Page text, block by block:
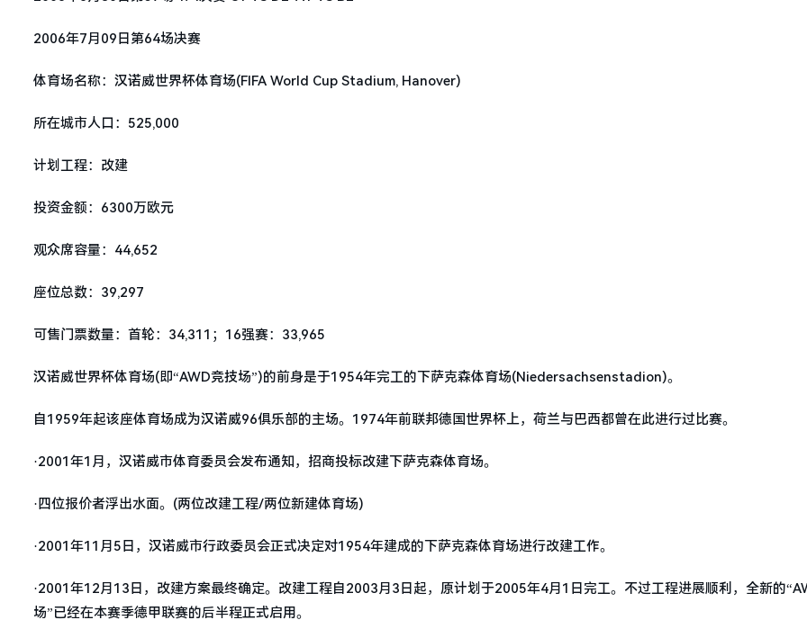
2006年7月09日第64场决赛
体育场名称：汉诺威世界杯体育场(FIFA World Cup Stadium, Hanover)
所在城市人口：525,000
计划工程：改建
投资金额：6300万欧元
观众席容量：44,652
座位总数：39,297
可售门票数量：首轮：34,311；16强赛：33,965
汉诺威世界杯体育场(即“AWD竞技场”)的前身是于1954年完工的下萨克森体育场(Niedersachsenstadion)。
自1959年起该座体育场成为汉诺威96俱乐部的主场。1974年前联邦德国世界杯上，荷兰与巴西都曾在此进行过比赛。
·2001年1月，汉诺威市体育委员会发布通知，招商投标改建下萨克森体育场。
·四位报价者浮出水面。(两位改建工程/两位新建体育场)
·2001年11月5日，汉诺威市行政委员会正式决定对1954年建成的下萨克森体育场进行改建工作。
·2001年12月13日，改建方案最终确定。改建工程自2003月3日起，原计划于2005年4月1日完工。不过工程进展顺利，全新的
场”已经在本赛季德甲联赛的后半程正式启用。